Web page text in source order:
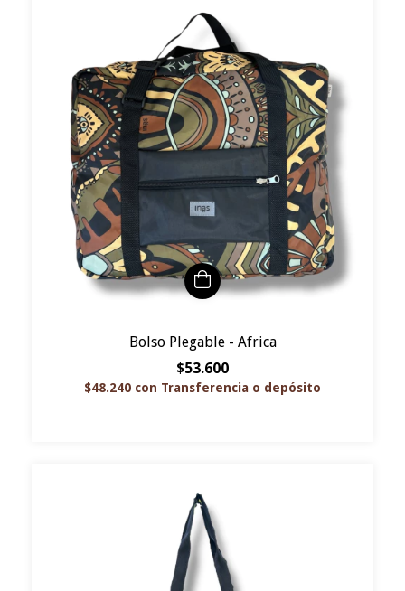
Bolso Plegable - Africa
$53.600
$48.240 con Transferencia o depósito